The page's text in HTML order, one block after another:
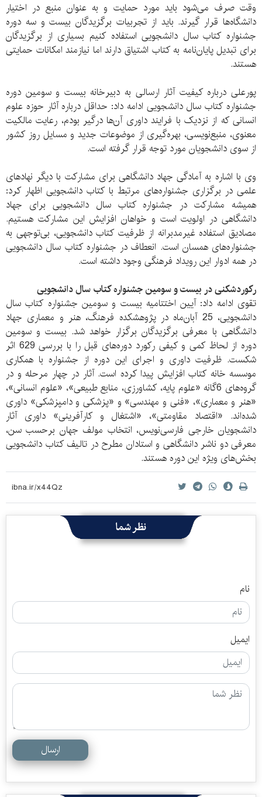
وقت صرف می‌شود باید مورد حمایت و به عنوان منبع در اختیار
دانشگاه‌ها قرار گیرند. باید از تجربیات برگزیدگان بیست و سه دوره
جشنواره کتاب سال دانشجویی استفاده کنیم بسیاری از برگزیدگان
برای تبدیل پایان‌نامه به کتاب اشتیاق دارند اما نیازمند امکانات حمایتی
هستند.
پورعلی درباره کیفیت آثار ارسالی به دبیرخانه بیست و سومین دوره
جشنواره کتاب سال دانشجویی ادامه داد: حداقل درباره آثار حوزه علوم
انسانی که از نزدیک با فرایند داوری آن‌ها درگیر بودم، رعایت مالکیت
معنوی، منبع‌نویسی، بهره‌گیری از موضوعات جدید و مسایل روز کشور
از سوی دانشجویان مورد توجه قرار گرفته است.
وی با اشاره به آمادگی جهاد دانشگاهی برای مشارکت با دیگر نهادهای
علمی در برگزاری جشنواره‌های مرتبط با کتاب دانشجویی اظهار کرد:
همیشه مشارکت در جشنواره کتاب سال دانشجویی برای جهاد
دانشگاهی در اولویت است و خواهان افزایش این مشارکت هستیم.
مصادیق استفاده غیرمدبرانه از ظرفیت کتاب دانشجویی، بی‌توجهی به
جشنواره‌های همسان است. انعطاف در جشنواره کتاب سال دانشجویی
در همه ادوار این رویداد فرهنگی وجود داشته است.
رکورد‌شکنی در بیست و سومین جشنواره کتاب سال دانشجویی
تقوی ادامه داد: آیین اختتامیه بیست و سومین جشنواره کتاب سال
دانشجویی، 25 آبان‌ماه در پژوهشکده فرهنگ، هنر و معماری جهاد
دانشگاهی با معرفی برگزیدگان برگزار خواهد شد. بیست و سومین
دوره از لحاظ کمی و کیفی رکورد دوره‌های قبل را با بررسی 629 اثر
شکست. ظرفیت داوری و اجرای این دوره از جشنواره با همکاری
موسسه خانه کتاب افزایش پیدا کرده است. آثار در چهار مرحله و در
گروه‌های 6‌گانه «علوم پایه، کشاورزی، منابع طبیعی»، «علوم انسانی»،
«هنر و معماری»، «فنی و مهندسی» و «پزشکی و دامپزشکی» داوری
شده‌اند. «اقتصاد مقاومتی»، «اشتغال و کارآفرینی» داوری آثار
دانشجویان خارجی فارسی‌نویس، انتخاب مولف جهان برحسب سن،
معرفی دو ناشر دانشگاهی و استادان مطرح در تالیف کتاب دانشجویی
بخش‌های ویژه این دوره هستند.
نظر شما
نام
ایمیل
ارسال